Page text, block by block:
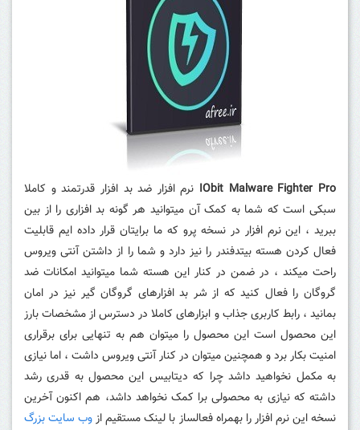
IObit Malware Fighter Pro نرم افزار ضد بد افزار قدرتمند و کاملا
سبکی است که شما به کمک آن میتوانید هر گونه بد افزاری را از بین
ببرید ، این نرم افزار در نسخه پرو که ما برایتان قرار داده ایم قابلیت
فعال کردن هسته بیتدفندر را نیز دارد و شما را از داشتن آنتی ویروس
راحت میکند ، در ضمن در کنار این هسته شما میتوانید امکانات ضد
گروگان را فعال کنید که از شر بد افزارهای گروگان گیر نیز در امان
بمانید ، رابط کاربری جذاب و ابزارهای کاملا در دسترس از مشخصات بارز
این محصول است این محصول را میتوان هم به تنهایی برای برقراری
امنیت بکار برد و همچنین میتوان در کنار آنتی ویروس داشت ، اما نیازی
به مکمل نخواهید داشد چرا که دیتابیس این محصول به قدری رشد
داشته که نیازی به محصولی برا کمک نخواهد داشد، هم اکنون آخرین
نسخه این نرم افزار را بهمراه فعالساز با لینک مستقیم ازوب سایت بزرگ